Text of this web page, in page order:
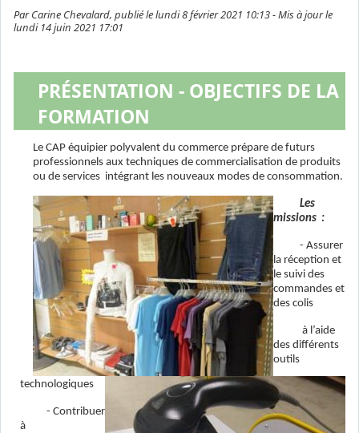
Par Carine Chevalard, publié le lundi 8 février 2021 10:13 - Mis à jour le
lundi 14 juin 2021 17:01
PRÉSENTATION - OBJECTIFS DE LA
FORMATION
Le CAP équipier polyvalent du commerce prépare de futurs
professionnels aux techniques de commercialisation de produits
ou de services intégrant les nouveaux modes de consommation.
Les
missions :
- Assurer
la réception et
le suivi des
commandes et
des colis
à l’aide
des différents
outils
technologiques
- Contribuer
à